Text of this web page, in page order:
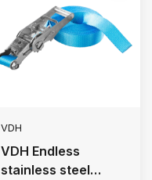
VDH
VDH Endless
stainless steel